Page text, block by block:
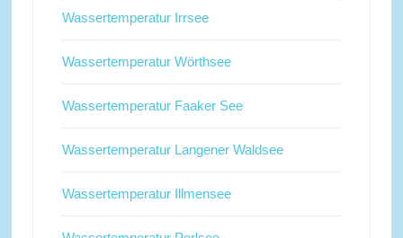
Wassertemperatur Irrsee
Wassertemperatur Wörthsee
Wassertemperatur Faaker See
Wassertemperatur Langener Waldsee
Wassertemperatur Illmensee